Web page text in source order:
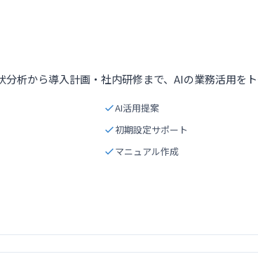
析から導入計画・社内研修まで、AIの業務活用をト
AI活用提案
初期設定サポート
マニュアル作成